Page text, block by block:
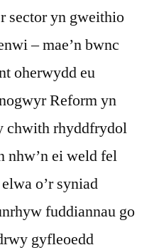
sector yn gweithio
– mae’n bwnc
oherwydd eu
Reform yn
chwith rhyddfrydol
nhw’n ei weld fel
o’r syniad
fuddiannau go
gyfleoedd